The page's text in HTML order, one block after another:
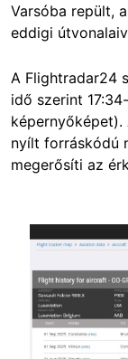
Varsóba repült,
eddigi
A Flightradar24
idő szerint
képernyőképet).
nyílt forráskódú
megerősíti az
Image